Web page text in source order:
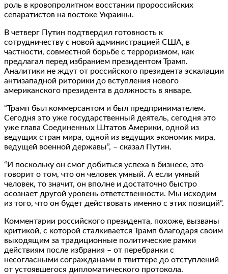
роль в кровопролитном восстании пророссийских
сепаратистов на востоке Украины.
В четверг Путин подтвердил готовность к
сотрудничеству с новой администрацией США, в
частности, совместной борьбе с терроризмом, как
предлагал перед избранием президентом Трамп.
Аналитики не ждут от российского президента эскалации
антизападной риторики до вступления нового
американского президента в должность в январе.
“Трамп был коммерсантом и был предпринимателем.
Сегодня это уже государственный деятель, сегодня это
уже глава Соединенных Штатов Америки, одной из
ведущих стран мира, одной из ведущих экономик мира,
ведущей военной державы”, – сказал Путин.
“И поскольку он смог добиться успеха в бизнесе, это
говорит о том, что он человек умный. А если умный
человек, то значит, он вполне и достаточно быстро
осознает другой уровень ответственности. Мы исходим
из того, что он будет действовать именно с этих позиций”.
Комментарии российского президента, похоже, вызваны
критикой, с которой сталкивается Трамп благодаря своим
выходящим за традиционные политические рамки
действиям после избрания – от перебранки с
несогласными согражданами в твиттере до отступлений
от устоявшегося дипломатического протокола.